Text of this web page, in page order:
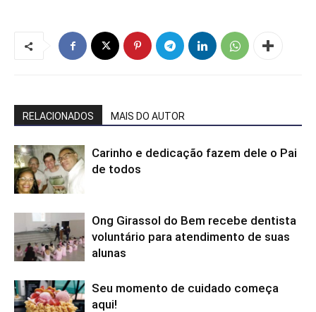
RELACIONADOS MAIS DO AUTOR
Carinho e dedicação fazem dele o Pai
de todos
Ong Girassol do Bem recebe dentista
voluntário para atendimento de suas
alunas
Seu momento de cuidado começa
aqui!